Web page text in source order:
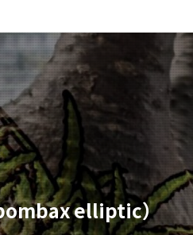
elliptic）